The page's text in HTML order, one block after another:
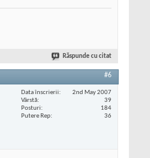
Răspunde cu citat
#6
Data înscrierii
2nd May 2007
Vârstă
39
Posturi
184
Putere Rep
36